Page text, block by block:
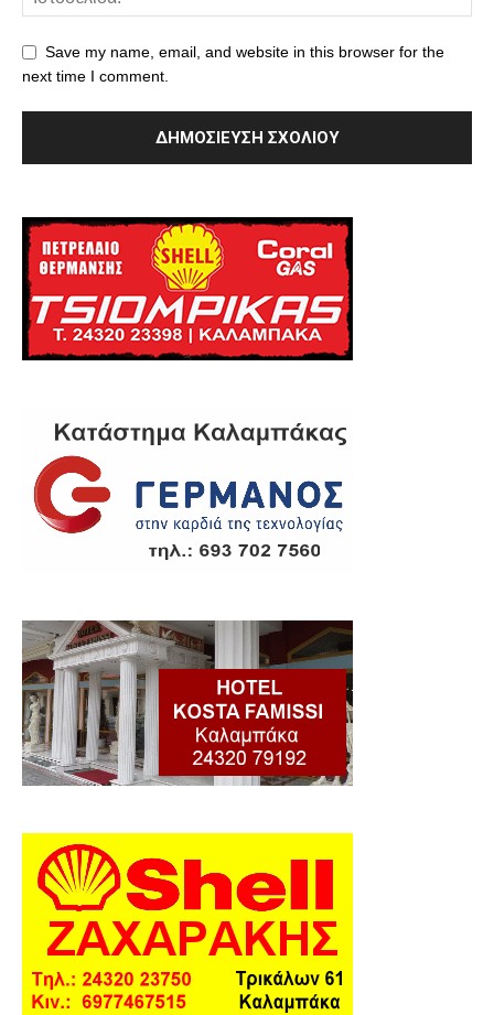
Save my name, email, and website in this browser for the
next time I comment.